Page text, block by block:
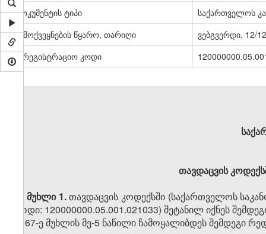
დოკუმენტის ტიპი
საქართველოს
გამოქვეყნების წყარო, თარიღი
ვებგვერდი, 12/
სარეგისტრაციო კოდი
თავდაცვის
მუხლი 1.თავდაცვის კოდექსში (საქართველოს
კოდი: 120000000.05.001.021033) შეტანილ იქნეს
1. 67-ე მუხლის მე-5 ნაწილი ჩამოყალიბდეს შემდეგი